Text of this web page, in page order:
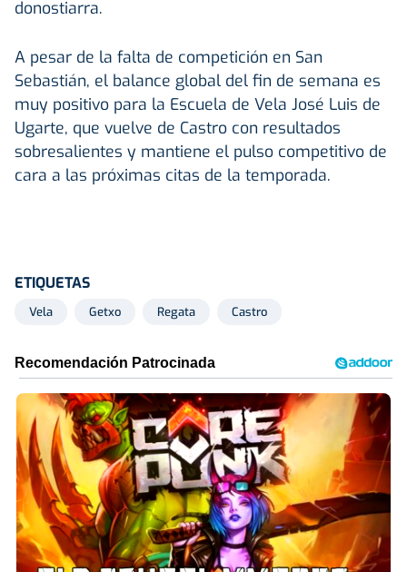
donostiarra.
A pesar de la falta de competición en San
Sebastián, el balance global del fin de semana es
muy positivo para la Escuela de Vela José Luis de
Ugarte, que vuelve de Castro con resultados
sobresalientes y mantiene el pulso competitivo de
cara a las próximas citas de la temporada.
ETIQUETAS
Vela Getxo Regata Castro